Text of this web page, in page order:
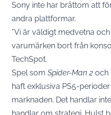
Sony inte har bråttom att
andra plattformar.
”Vi är väldigt medvetna
varumärken bort från
TechSpot.
Spel som Spider-Man 2 och
haft exklusiva PS5-
marknaden. Det handlar